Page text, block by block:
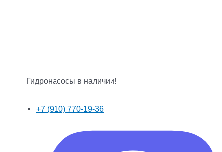
Гидронасосы в наличии!
+7 (910) 770-19-36